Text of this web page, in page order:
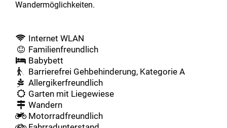
Wandermöglichkeiten.
Internet WLAN
Familienfreundlich
Babybett
Barrierefrei Gehbehinderung, Kategorie A
Allergikerfreundlich
Garten mit Liegewiese
Wandern
Motorradfreundlich